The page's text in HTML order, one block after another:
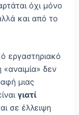
όχι μόνο
και από το
εργαστηριακό
δεν
μιας
γιατί
σε έλλειψη